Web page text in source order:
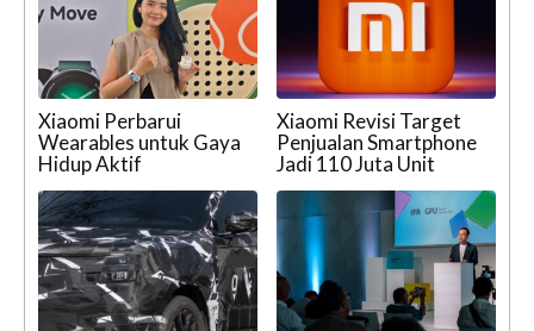
Xiaomi Perbarui
Wearables untuk Gaya
Hidup Aktif
Xiaomi Revisi Target
Penjualan Smartphone
Jadi 110 Juta Unit